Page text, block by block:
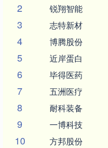
2 锐翔智能
3 志特新材
4 博腾股份
5 近岸蛋白
6 毕得医药
7 五洲医疗
8 耐科装备
9 一博科技
10 方邦股份